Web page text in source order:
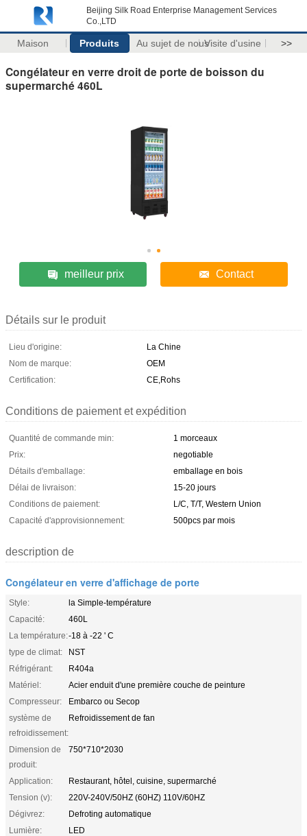
Beijing Silk Road Enterprise Management Services
Co.,LTD
Maison Produits Au sujet de nousVisite d'usine >>
Congélateur en verre droit de porte de boisson du
supermarché 460L
meilleur prix Contact
Détails sur le produit
Lieu d'origine:
La Chine
Nom de marque:
OEM
Certification:
CE,Rohs
Conditions de paiement et expédition
Quantité de commande min:
1 morceaux
Prix:
negotiable
Détails d'emballage:
emballage en bois
Délai de livraison:
15-20 jours
Conditions de paiement:
L/C, T/T, Western Union
Capacité d'approvisionnement:
500pcs par mois
description de
Congélateur en verre d'affichage de porte
Style:
la Simple-température
Capacité:
460L
La température:-18 à -22 ' C
type de climat:
NST
Réfrigérant:
R404a
Matériel:
Acier enduit d'une première couche de peinture
Compresseur:
Embarco ou Secop
système de
refroidissement:
Refroidissement de fan
Dimension de
produit:
750*710*2030
Application:
Restaurant, hôtel, cuisine, supermarché
Tension (v):
220V-240V/50HZ (60HZ) 110V/60HZ
Dégivrez:
Defroting automatique
Lumière:
LED